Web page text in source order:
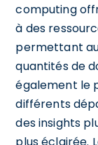
computing
à des
permettant
quantités de
également le
différents
des insights
plus éclairée.